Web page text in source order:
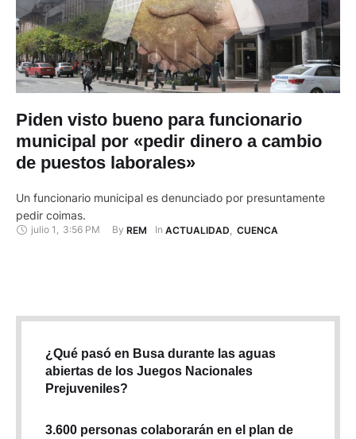
Piden visto bueno para funcionario
municipal por «pedir dinero a cambio
de puestos laborales»
Un funcionario municipal es denunciado por presuntamente
pedir coimas.
julio 1 , 3:56 PM By REM In ACTUALIDAD CUENCA
¿Qué pasó en Busa durante las aguas
abiertas de los Juegos Nacionales
Prejuveniles?
3.600 personas colaborarán en el plan de